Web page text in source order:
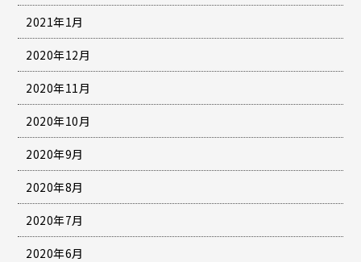
2021年1月
2020年12月
2020年11月
2020年10月
2020年9月
2020年8月
2020年7月
2020年6月